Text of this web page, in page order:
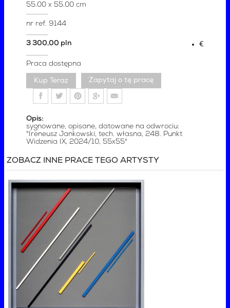
55.00 x 55.00 cm
nr ref.9144
3 300,00 pln €
Praca dostępna
Zapytaj o tę pracę
Opis:
sygnowane, opisane, datowane na odwrociu:
"Ireneusz Jankowski, tech. własna, 248. Punkt
Widzenia IX, 2024/10, 55x55"
ZOBACZ INNE PRACE TEGO ARTYSTY